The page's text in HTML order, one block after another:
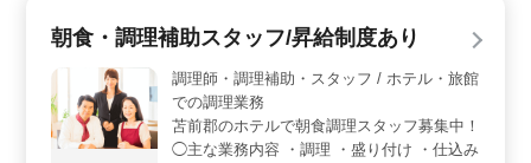
います。キャリアのブランクを気にせず、安心して応募
できる環境です。 ＜中高年の活躍＞ 50代や60代の
方々も積極的に活躍中です。経験を活かし、公共工事に
携わりながら、キャリアを築くチャンスがあります。
朝食・調理補助スタッフ/昇給制度あり
調理師・調理補助・スタッフ / ホテル・旅館
での調理業務
苫前郡のホテルで朝食調理スタッフ募集中！
◯主な業務内容 ・調理 ・盛り付け ・仕込み